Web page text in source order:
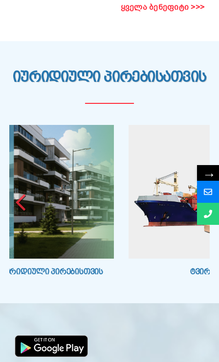
ყველა ბენეფიტი >>>
ᲘᲣᲠᲘᲓᲘᲣᲚᲘ ᲞᲘᲠᲔᲑᲘᲡᲐᲗᲕᲘᲡ
ᲢᲕᲘᲠᲗᲘᲡ ᲓᲐᲖᲦᲕᲔᲕᲐ
→